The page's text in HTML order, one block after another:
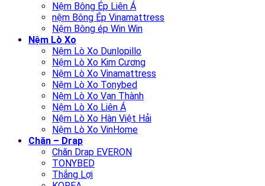
Nệm Bông Ép Liên Á
nệm Bông Ép Vinamattress
Nệm Bông ép Win Win
Nệm Lò Xo
Nệm Lò Xo Dunlopillo
Nệm Lò Xo Kim Cương
Nệm Lò Xo Vinamattress
Nệm Lò Xo Tonybed
Nệm Lò Xo Vạn Thành
Nệm Lò Xo Liên Á
Nệm Lò Xo Hàn Việt Hải
Nệm Lò Xo VinHome
Chăn – Drap
Chăn Drap EVERON
TONYBED
Thắng Lợi